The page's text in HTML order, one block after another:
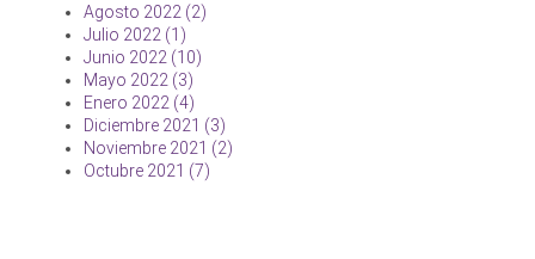
Agosto 2022 (2)
Julio 2022 (1)
Junio 2022 (10)
Mayo 2022 (3)
Enero 2022 (4)
Diciembre 2021 (3)
Noviembre 2021 (2)
Octubre 2021 (7)